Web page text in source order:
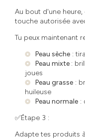
Au bout d'une
touche autorisée
Tu peux maintenant
Peau sèche :
Peau mixte :
joues
Peau grasse :
huileuse
Peau normale :
✅Étape 3 :
Adapte tes produits